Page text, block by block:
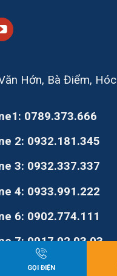
Hớn, Bà Điểm,
0789.373.666
2: 0932.181.345
3: 0932.337.337
4: 0933.991.222
6: 0902.774.111
7:0917.02.03.03
0909.601.456
GỌI ĐIỆN